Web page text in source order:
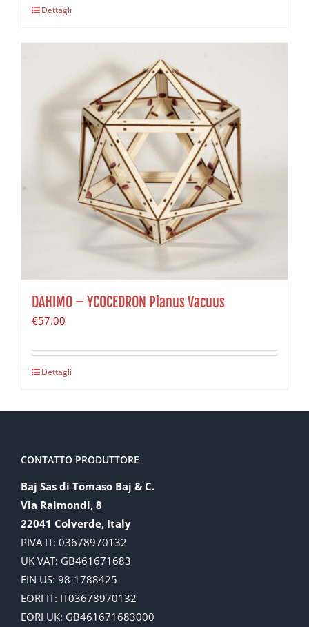
Dettagli
DAHIMO – YCOCEDRON Planus Vacuus
€57.00
Dettagli
CONTATTO PRODUTTORE
Baj Sas di Tomaso Baj & C.
Via Raimondi, 8
22041 Colverde, Italy
PIVA IT: 03678970132
UK VAT: GB461671683
EIN US: 98-1788425
EORI IT: IT03678970132
EORI UK: GB461671683000